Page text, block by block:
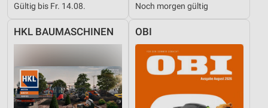
Gültig bis Fr. 14.08. Noch morgen gültig
HKL BAUMASCHINEN OBI